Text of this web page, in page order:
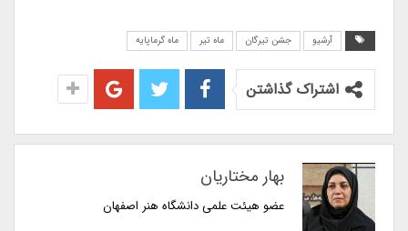
آرشیو جشن تیرگان ماه تیر ماه گرماپایه
اشتراک گذاشتن
بهار مختاریان
عضو هیئت علمی دانشگاه هنر اصفهان